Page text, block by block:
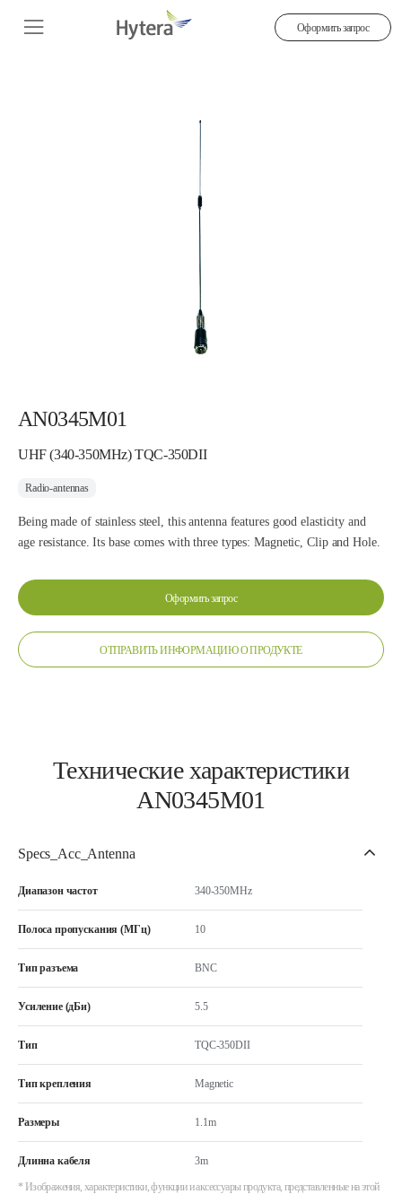
Оформить запрос
AN0345M01
UHF (340-350MHz) TQC-350DII
Radio-antennas
Being made of stainless steel, this antenna features good elasticity and
age resistance. Its base comes with three types: Magnetic, Clip and Hole.
Оформить запрос
ОТПРАВИТЬ ИНФОРМАЦИЮ О ПРОДУКТЕ
Технические характеристики
AN0345M01
Specs_Acc_Antenna
Диапазон частот 340-350MHz
Полоса пропускания (МГц) 10
Тип разъема BNC
Усиление (дБи) 5.5
Тип TQC-350DII
Тип крепления Magnetic
Размеры 1.1m
Длинна кабеля 3m
* Изображения, характеристики, функции и аксессуары продукта, представленные на этой